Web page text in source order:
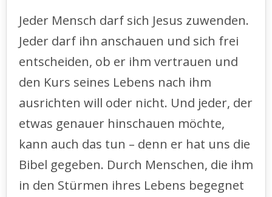
Jeder Mensch darf sich Jesus zuwenden.
Jeder darf ihn anschauen und sich frei
entscheiden, ob er ihm vertrauen und
den Kurs seines Lebens nach ihm
ausrichten will oder nicht. Und jeder, der
etwas genauer hinschauen möchte,
kann auch das tun – denn er hat uns die
Bibel gegeben. Durch Menschen, die ihm
in den Stürmen ihres Lebens begegnet